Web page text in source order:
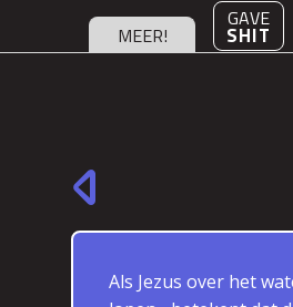
MEER!
GAVE
SHIT
Als Jezus over het